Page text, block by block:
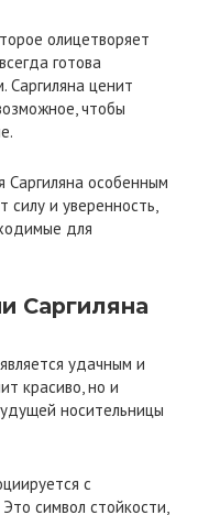
олицетворяет
готова
ценит
чтобы
особенным
и уверенность,
для
Саргиляна
удачным и
красиво, но и
носительницы
с
символ стойкости,